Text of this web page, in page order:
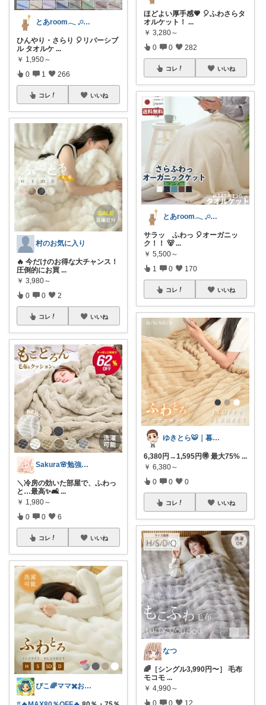
とあroom𓂃 𓈒𓏸心地よい衣食住
ひんやり・さらり 🎈リバーシブ
ル タオルケ ...
￥ 1,950～
0 1 266
コレ いいね
村のお気に入り
🔥 今だけのお得な大チャンス！
圧倒的にお買 ...
￥ 3,980～
0 0 2
コレ いいね
Sakura🌸勉強と暮らし愛用品
＼冷房の効いた部屋で、ふわっ
と…最高✨🛋️ ...
￥ 1,980～
0 0 6
コレ いいね
ぴこ🌈ママ✖️お洒落✖️お得
ほどよい厚手感💗 🎈ふわさらタ
オルケット！ ...
￥ 3,280～
0 0 282
コレ いいね
とあroom𓂃 𓈒𓏸心地よい衣食住
サラッ ふわっ 🎈オーガニッ
ク！！ 🐻...
￥ 5,500～
1 0 170
コレ いいね
ゆきとら🐯｜暮らしをラクにしたいパパ
6,380円→1,595円🉐 最大75% ...
￥ 6,380～
0 0 0
コレ いいね
なつ
🌈［シングル3,990円〜］ 毛布
モコモ ...
￥ 4,990～
0 0 12